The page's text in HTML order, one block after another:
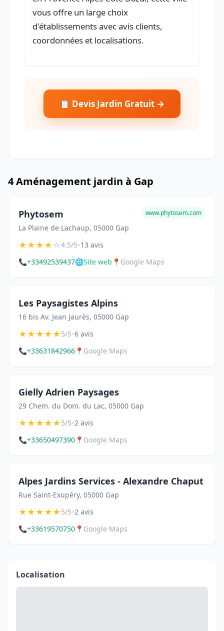
vous offre un large choix
d'établissements avec avis clients,
coordonnées et localisations.
📋 Devis Jardin Gratuit →
4 Aménagement jardin à Gap
Phytosem
La Plaine de Lachaup, 05000 Gap
www.phytosem.com
★★★★☆4.5/5•13 avis
📞+33492539437🌐Site web 📍 Google Maps
Les Paysagistes Alpins
16 bis Av. Jean Jaurès, 05000 Gap
★★★★★5/5•6 avis
📞+33631842966 📍 Google Maps
Gielly Adrien Paysages
29 Chem. du Dom. du Lac, 05000 Gap
★★★★★5/5•2 avis
📞+33650497390 📍 Google Maps
Alpes Jardins Services - Alexandre Chaput
Rue Saint-Exupéry, 05000 Gap
★★★★★5/5•2 avis
📞+33619570750 📍 Google Maps
Localisation